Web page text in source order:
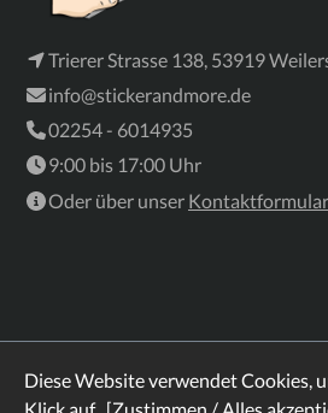
Trierer Strasse 138, 53919
info@stickerandmore.de
02254 - 6014935
9:00 bis 17:00 Uhr
Oder über unser Kontaktformular
Diese Website verwendet Cookies,